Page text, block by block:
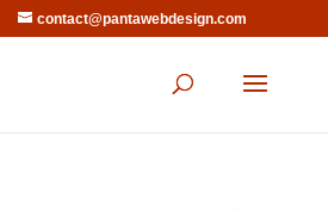
contact@pantawebdesign.com